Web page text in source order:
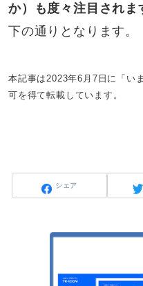
か）も度々注目されま
下の通りとなります。
本記事は2023年6月7日に「い
可を得て転載しています。
シェア